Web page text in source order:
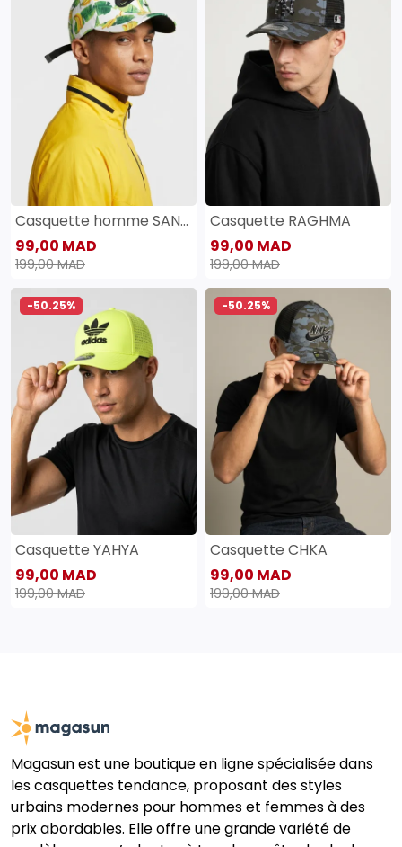
Casquette homme SANAS
99,00 MAD
199,00 MAD
Casquette RAGHMA
99,00 MAD
199,00 MAD
-50.25%
Casquette YAHYA
99,00 MAD
199,00 MAD
-50.25%
Casquette CHKA
99,00 MAD
199,00 MAD
Magasun est une boutique en ligne spécialisée dans
les casquettes tendance, proposant des styles
urbains modernes pour hommes et femmes à des
prix abordables. Elle offre une grande variété de